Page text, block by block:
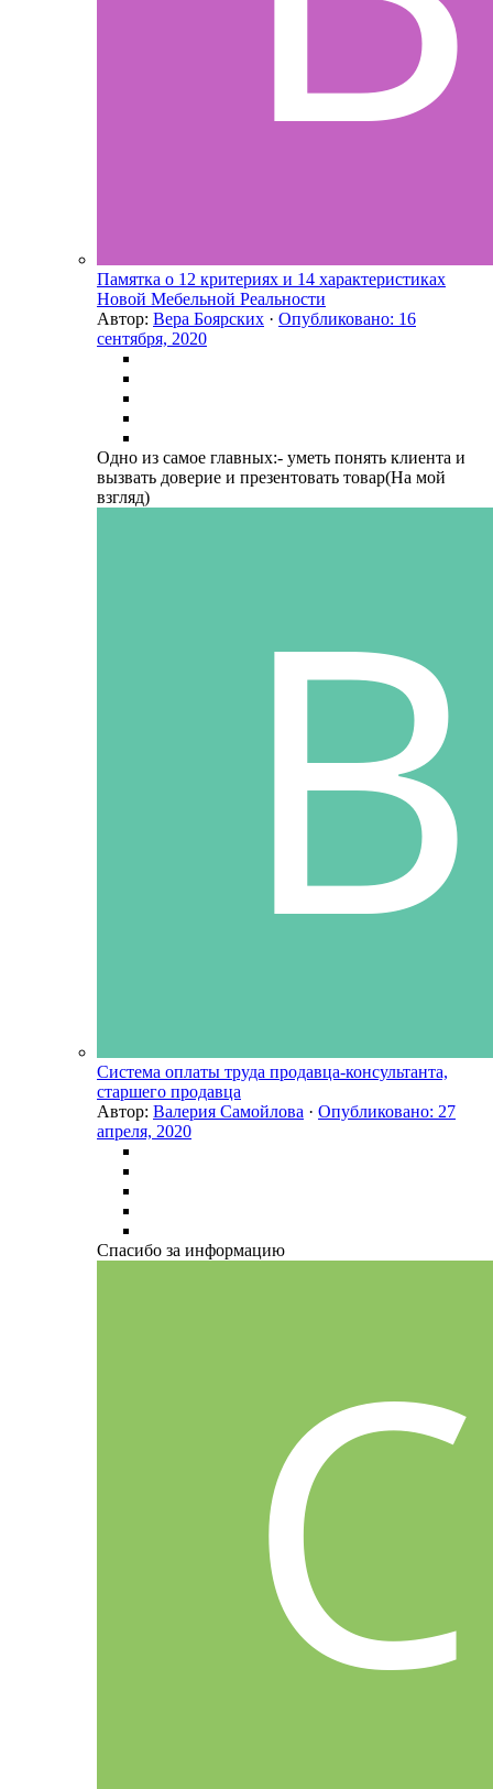
Памятка о 12 критериях и 14 характеристиках
Новой Мебельной Реальности
Автор: Вера Боярских · Опубликовано: 16
сентября, 2020
Одно из самое главных:- уметь понять клиента и
вызвать доверие и презентовать товар(На мой
взгляд)
Система оплаты труда продавца-консультанта,
старшего продавца
Автор: Валерия Самойлова · Опубликовано: 27
апреля, 2020
Спасибо за информацию